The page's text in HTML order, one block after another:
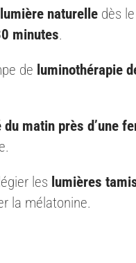
naturelle dès
minutes.
de luminothérapie
du matin près d’une
les lumières
la mélatonine.